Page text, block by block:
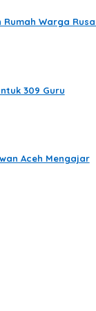
Rumah Warga
309 Guru
Aceh Mengajar